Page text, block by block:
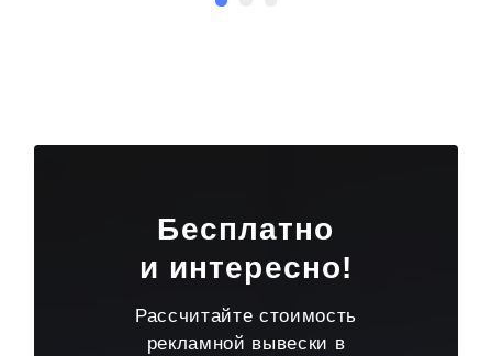
Бесплатно
и интересно!
Рассчитайте стоимость
рекламной вывески в